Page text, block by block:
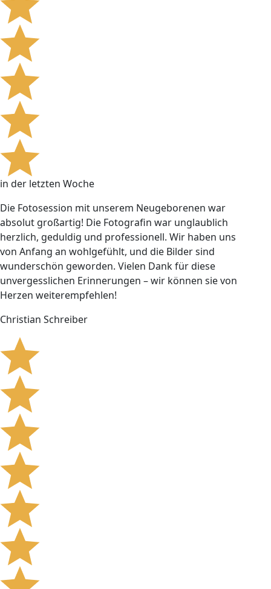
in der letzten Woche
Die Fotosession mit unserem Neugeborenen war
absolut großartig! Die Fotografin war unglaublich
herzlich, geduldig und professionell. Wir haben uns
von Anfang an wohlgefühlt, und die Bilder sind
wunderschön geworden. Vielen Dank für diese
unvergesslichen Erinnerungen – wir können sie von
Herzen weiterempfehlen!
Christian Schreiber